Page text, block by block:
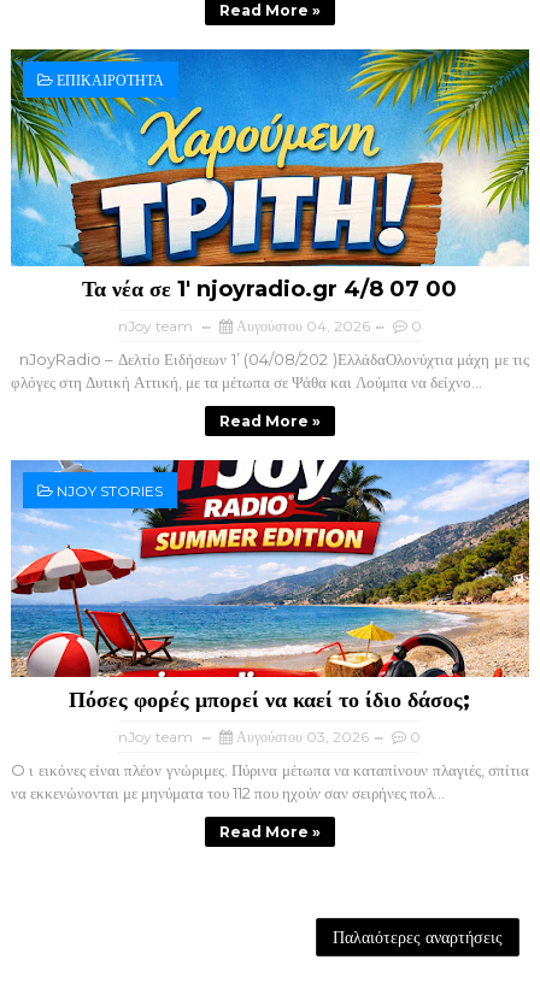
Read More »
ΕΠΙΚΑΙΡΟΤΗΤΑ
Τα νέα σε 1' njoyradio.gr 4/8 07 00
nJoy team Αυγούστου 04, 2026 0
nJoyRadio – Δελτίο Ειδήσεων 1’ (04/08/202 )ΕλλάδαΟλονύχτια μάχη με τις
φλόγες στη Δυτική Αττική, με τα μέτωπα σε Ψάθα και Λούμπα να δείχνο...
Read More »
NJOY STORIES
Πόσες φορές μπορεί να καεί το ίδιο δάσος;
nJoy team Αυγούστου 03, 2026 0
O ι εικόνες είναι πλέον γνώριμες. Πύρινα μέτωπα να καταπίνουν πλαγιές, σπίτια
να εκκενώνονται με μηνύματα του 112 που ηχούν σαν σειρήνες πολ...
Read More »
Παλαιότερες αναρτήσεις